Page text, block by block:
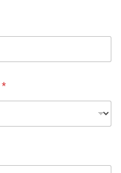
*